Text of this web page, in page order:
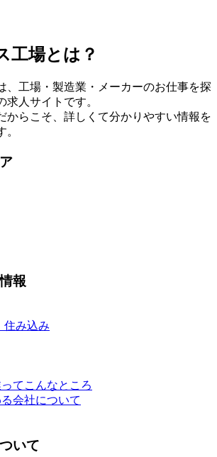
工場とは？
、工場・製造業・メーカーのお仕事を探
求人サイトです。
からこそ、詳しくて分かりやすい情報を
報
住み込み
てこんなところ
会社について
いて